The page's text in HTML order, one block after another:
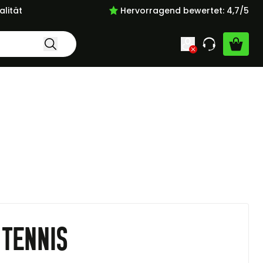
Hervorragend bewertet: 4,7/5